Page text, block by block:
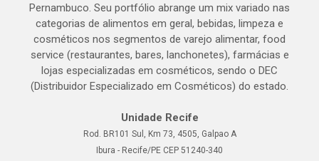
Pernambuco. Seu portfólio abrange um mix variado nas
categorias de alimentos em geral, bebidas, limpeza e
cosméticos nos segmentos de varejo alimentar, food
service (restaurantes, bares, lanchonetes), farmácias e
lojas especializadas em cosméticos, sendo o DEC
(Distribuidor Especializado em Cosméticos) do estado.
Unidade Recife
Rod. BR101 Sul, Km 73, 4505, Galpao A
Ibura - Recife/PE CEP 51240-340